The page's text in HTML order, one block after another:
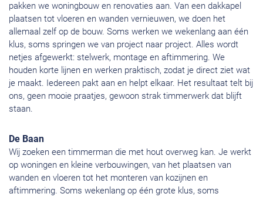
pakken we woningbouw en renovaties aan. Van een dakkapel
plaatsen tot vloeren en wanden vernieuwen, we doen het
allemaal zelf op de bouw. Soms werken we wekenlang aan één
klus, soms springen we van project naar project. Alles wordt
netjes afgewerkt: stelwerk, montage en aftimmering. We
houden korte lijnen en werken praktisch, zodat je direct ziet wat
je maakt. Iedereen pakt aan en helpt elkaar. Het resultaat telt bij
ons, geen mooie praatjes, gewoon strak timmerwerk dat blijft
staan.
De Baan
Wij zoeken een timmerman die met hout overweg kan. Je werkt
op woningen en kleine verbouwingen, van het plaatsen van
wanden en vloeren tot het monteren van kozijnen en
aftimmering. Soms wekenlang op één grote klus, soms